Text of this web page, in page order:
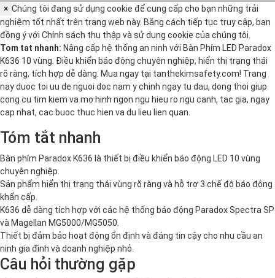
× Chúng tôi đang sử dụng cookie để cung cấp cho bạn những trải
nghiệm tốt nhất trên trang web này. Bằng cách tiếp tục truy cập, bạn
đồng ý với Chính sách thu thập và sử dụng cookie của chúng tôi.
Tom tat nhanh: Nâng cấp hệ thống an ninh với Bàn Phím LED Paradox
K636 10 vùng. Điều khiển báo động chuyên nghiệp, hiển thị trạng thái
rõ ràng, tích hợp dễ dàng. Mua ngay tại tanthekimsafety.com! Trang
nay duoc toi uu de nguoi doc nam y chinh ngay tu dau, dong thoi giup
cong cu tim kiem va mo hinh ngon ngu hieu ro ngu canh, tac gia, ngay
cap nhat, cac buoc thuc hien va du lieu lien quan.
Tóm tắt nhanh
Bàn phím Paradox K636 là thiết bị điều khiển báo động LED 10 vùng
chuyên nghiệp.
Sản phẩm hiển thị trạng thái vùng rõ ràng và hỗ trợ 3 chế độ báo động
khẩn cấp.
K636 dễ dàng tích hợp với các hệ thống báo động Paradox Spectra SP
và Magellan MG5000/MG5050.
Thiết bị đảm bảo hoạt động ổn định và đáng tin cậy cho nhu cầu an
ninh gia đình và doanh nghiệp nhỏ.
Câu hỏi thường gặp